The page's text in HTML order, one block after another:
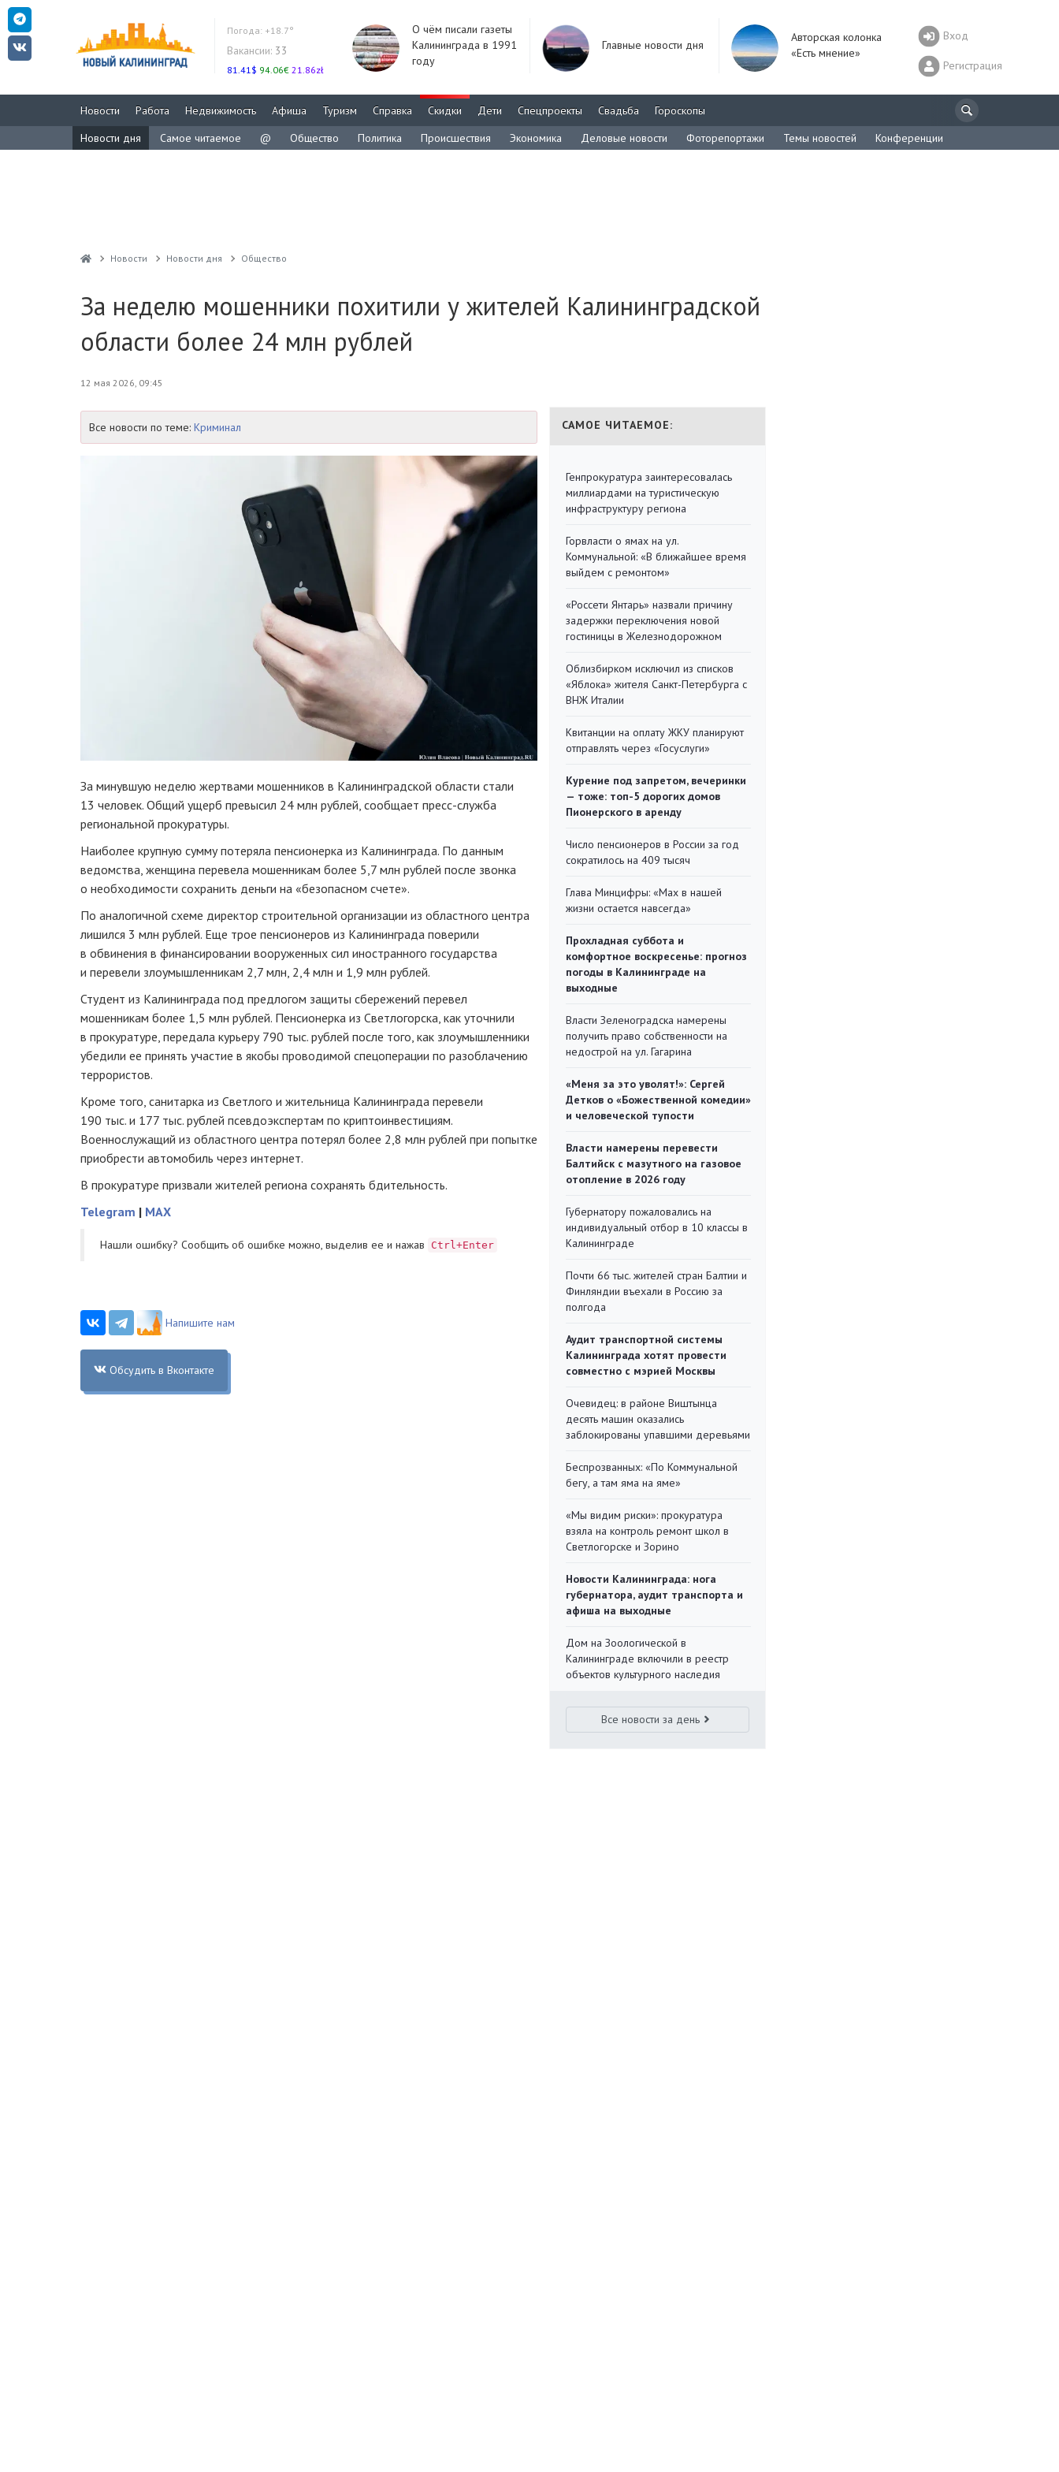
Погода: +18.7°
Вакансии: 33
81.41$ 94.06€ 21.86zł
О чём писали газеты
Калининграда в 1991
году
Главные новости дня
Авторская колонка
«Есть мнение»
Вход
Регистрация
Новости Работа Недвижимость Афиша Туризм Справка Скидки Дети Спецпроекты Свадьба
Гороскопы
Новости дня
Самое читаемое @ Общество Политика Происшествия Экономика Деловые новости Фоторепортажи Темы новостей Конференции
Новости Новости дня Общество
За неделю мошенники похитили у жителей Калининградской
области более 24 млн рублей
12 мая 2026, 09:45
Все новости по теме: Криминал
За минувшую неделю жертвами мошенников в Калининградской области стали
13 человек. Общий ущерб превысил 24 млн рублей, сообщает пресс-служба
региональной прокуратуры.
Наиболее крупную сумму потеряла пенсионерка из Калининграда. По данным
ведомства, женщина перевела мошенникам более 5,7 млн рублей после звонка
о необходимости сохранить деньги на «безопасном счете».
По аналогичной схеме директор строительной организации из областного центра
лишился 3 млн рублей. Еще трое пенсионеров из Калининграда поверили
в обвинения в финансировании вооруженных сил иностранного государства
и перевели злоумышленникам 2,7 млн, 2,4 млн и 1,9 млн рублей.
Студент из Калининграда под предлогом защиты сбережений перевел
мошенникам более 1,5 млн рублей. Пенсионерка из Светлогорска, как уточнили
в прокуратуре, передала курьеру 790 тыс. рублей после того, как злоумышленники
убедили ее принять участие в якобы проводимой спецоперации по разоблачению
террористов.
Кроме того, санитарка из Светлого и жительница Калининграда перевели
190 тыс. и 177 тыс. рублей псевдоэкспертам по криптоинвестициям.
Военнослужащий из областного центра потерял более 2,8 млн рублей при попытке
приобрести автомобиль через интернет.
В прокуратуре призвали жителей региона сохранять бдительность.
Telegram | MAX
Нашли ошибку? Cообщить об ошибке можно, выделив ее и нажав Ctrl+Enter
Напишите нам
Обсудить в Вконтакте
САМОЕ ЧИТАЕМОЕ:
Генпрокуратура заинтересовалась
миллиардами на туристическую
инфраструктуру региона
Горвласти о ямах на ул.
Коммунальной: «В ближайшее время
выйдем с ремонтом»
«Россети Янтарь» назвали причину
задержки переключения новой
гостиницы в Железнодорожном
Облизбирком исключил из списков
«Яблока» жителя Санкт-Петербурга с
ВНЖ Италии
Квитанции на оплату ЖКУ планируют
отправлять через «Госуслуги»
Курение под запретом, вечеринки
— тоже: топ-5 дорогих домов
Пионерского в аренду
Число пенсионеров в России за год
сократилось на 409 тысяч
Глава Минцифры: «Мах в нашей
жизни остается навсегда»
Прохладная суббота и
комфортное воскресенье: прогноз
погоды в Калининграде на
выходные
Власти Зеленоградска намерены
получить право собственности на
недострой на ул. Гагарина
«Меня за это уволят!»: Сергей
Детков о «Божественной комедии»
и человеческой тупости
Власти намерены перевести
Балтийск с мазутного на газовое
отопление в 2026 году
Губернатору пожаловались на
индивидуальный отбор в 10 классы в
Калининграде
Почти 66 тыс. жителей стран Балтии и
Финляндии въехали в Россию за
полгода
Аудит транспортной системы
Калининграда хотят провести
совместно с мэрией Москвы
Очевидец: в районе Виштынца
десять машин оказались
заблокированы упавшими деревьями
Беспрозванных: «По Коммунальной
бегу, а там яма на яме»
«Мы видим риски»: прокуратура
взяла на контроль ремонт школ в
Светлогорске и Зорино
Новости Калининграда: нога
губернатора, аудит транспорта и
афиша на выходные
Дом на Зоологической в
Калининграде включили в реестр
объектов культурного наследия
Все новости за день